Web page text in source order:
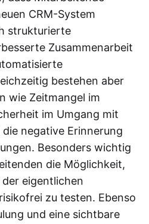
CRM-System
strukturierte
Zusammenarbeit
bestehen aber
wie Zeitmangel im
im Umgang mit
negative Erinnerung
Besonders wichtig
die Möglichkeit,
eigentlichen
zu testen. Ebenso
und eine sichtbare